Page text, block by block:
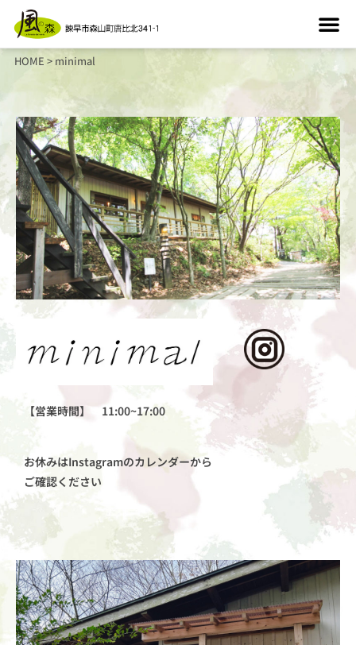
HOME > minimal
【営業時間】 11:00~17:00
お休みはInstagramのカレンダーから
ご確認ください